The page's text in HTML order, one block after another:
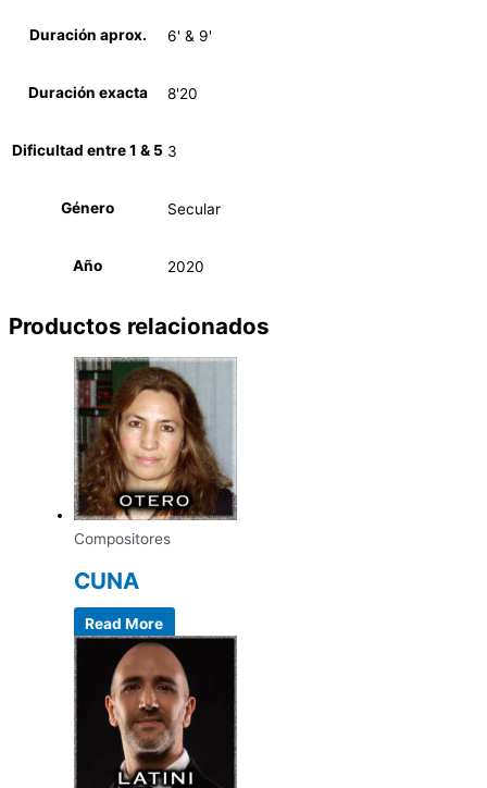
Duración aprox. 6' & 9'
Duración exacta 8'20
Dificultad entre 1 & 5 3
Género Secular
Año 2020
Productos relacionados
Compositores
CUNA
Read More